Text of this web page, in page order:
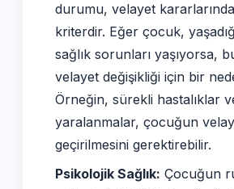
durumu, velayet
kriterdir. Eğer çocuk,
sağlık sorunları yaşıyorsa,
velayet değişikliği için bir
Örneğin, sürekli hastalıklar
yaralanmalar, çocuğun
geçirilmesini gerektirebilir.
Psikolojik Sağlık: Çocuğun